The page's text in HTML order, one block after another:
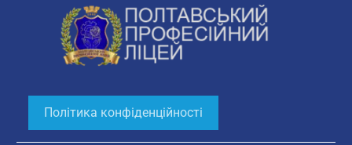
Політика конфіденційності